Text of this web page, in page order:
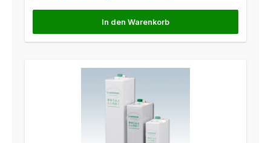
In den Warenkorb